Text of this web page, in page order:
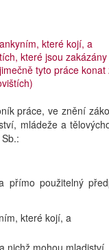
které kojí, a
které jsou zakázány
tyto práce konat
práce, ve znění
mládeže a
přímo použitelný
které kojí, a
nichž mohou mladiství